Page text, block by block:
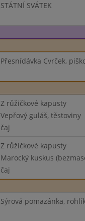
STÁTNÍ SVÁTEK
Přesnídávka Cvrček,
Z růžičkové kapusty
Vepřový guláš, těstoviny
čaj
Z růžičkové kapusty
Marocký kuskus
čaj
Sýrová pomazánka,